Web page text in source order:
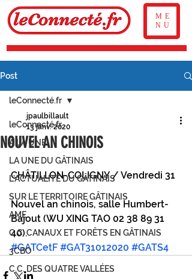
ME
NU
Post
leConnecté.fr
À LA UNE
LA UNE DU GÂTINAIS
L'ACTUALITÉ DU GÂTINAIS
SUR LE TERRITOIRE GÂTINAIS
AME
C.C. CANAUX ET FORÊTS EN GÂTINAIS
3CBO
C.C. DES QUATRE VALLÉES
leConnecté.fr
NOUVEL AN CHINOIS
jpaulbillault
13 janv. 2020
CHÂTILLON-COLIGNY / Vendredi 31
Nouvel an chinois, salle Humbert-
Bajout (WU XING TAO 02 38 89 31
40).
#GATCetF #GAT31012020 #GATS4